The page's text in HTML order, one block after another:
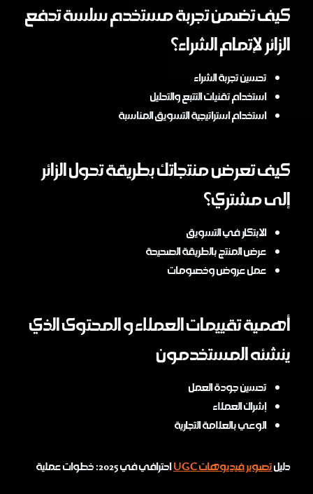
كيف تضمن تجربة مستخدم سلسة تدفع
الزائر لإتمام الشراء؟
تحسين تجربة الشراء
استخدام تقنيات التتبع والتحليل
استخدام استراتيجية التسويق المناسبة
كيف تعرض منتجاتك بطريقة تحول الزائر
إلى مشتري؟
الابتكار في التسويق
عرض المنتج بالطريقة الصحيحة
عمل عروض وخصومات
أهمية تقييمات العملاء و المحتوى الذي
ينشئه المستخدمون
تحسين جودة العمل
إشراك العملاء
الوعي بالعلامة التجارية
دليلتصوير فيديوهات UGC احترافي في 2025: خطوات عملية